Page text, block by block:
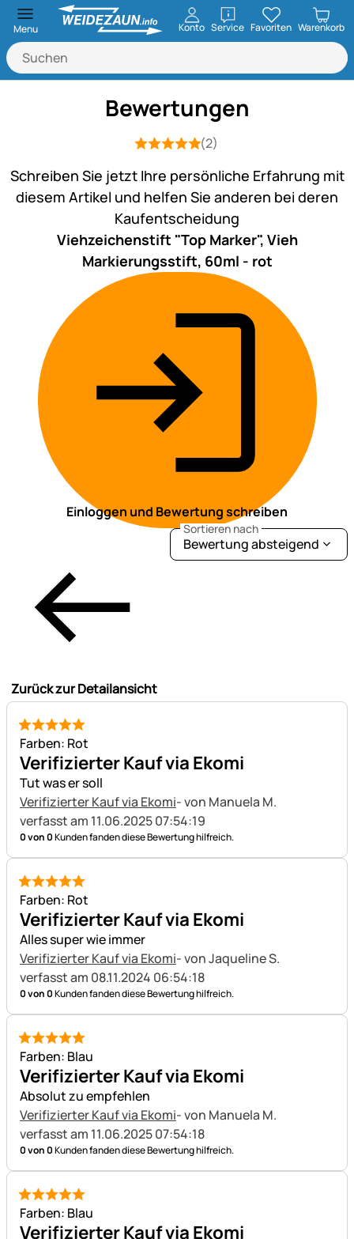
Menu Konto ServiceöffnenFavoriten Warenkorb
Bewertungen
Bewertung: 5 von 5 (2 Bewertungen)
2 Bewertungen
(2)
Schreiben Sie jetzt Ihre persönliche Erfahrung mit
diesem Artikel und helfen Sie anderen bei deren
Kaufentscheidung
Viehzeichenstift "Top Marker", Vieh
Markierungsstift, 60ml - rot
Einloggen und Bewertung schreiben
Zurück zur Detailansicht
Sortieren nach
Bewertung absteigend
5 von 5
Farben: Rot
Verifizierter Kauf via Ekomi
Tut was er soll
Verifizierter Kauf via Ekomi- von Manuela M.
verfasst am 11.06.2025 07:54:19
0 von 0Kunden fanden diese Bewertung hilfreich.
5 von 5
Farben: Rot
Verifizierter Kauf via Ekomi
Alles super wie immer
Verifizierter Kauf via Ekomi- von Jaqueline S.
verfasst am 08.11.2024 06:54:18
0 von 0Kunden fanden diese Bewertung hilfreich.
5 von 5
Farben: Blau
Verifizierter Kauf via Ekomi
Absolut zu empfehlen
Verifizierter Kauf via Ekomi- von Manuela M.
verfasst am 11.06.2025 07:54:18
0 von 0Kunden fanden diese Bewertung hilfreich.
5 von 5
Farben: Blau
Verifizierter Kauf via Ekomi